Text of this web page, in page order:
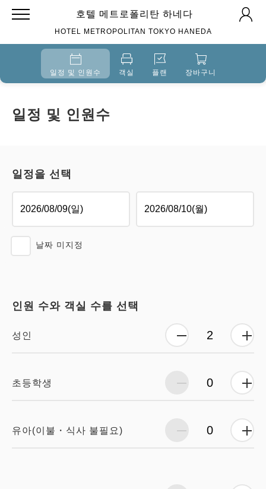
호텔 메트로폴리탄 하네다
HOTEL METROPOLITAN TOKYO HANEDA
일정 및 인원수 객실 플랜 장바구니
일정 및 인원수
일정을 선택
날짜 미지정
인원 수와 객실 수를 선택
성인
초등학생
유아(이불・식사 불필요)